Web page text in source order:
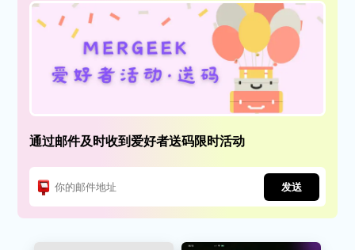
通过邮件及时收到爱好者送码限时活动
发送